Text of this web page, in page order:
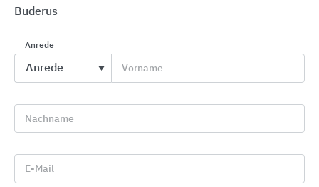
Barrierefreiheit, Design, Nachhaltigkeit und Innovation.
2025
2022
Regenerative Energien
2021
Heiztechnik
2019
Wärmeversorgung/Heiztechnik
2013
Buderus
Anrede
Vorname
Nachname
E-Mail